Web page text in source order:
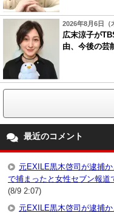
2026年8月6日（
広末涼子が
由、今後の芸
最近のコメント
元EXILE黒木啓司が逮捕
で捕まったと女性セブン報道
(8/9 2:07)
元EXILE黒木啓司が逮捕